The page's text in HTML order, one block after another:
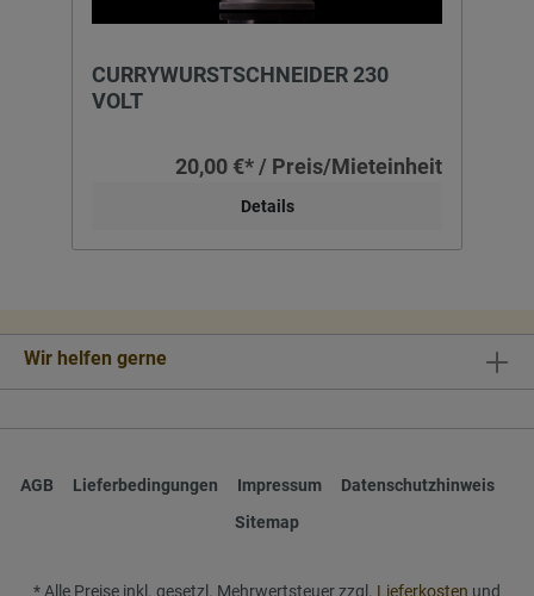
CURRYWURSTSCHNEIDER 230
VOLT
20,00 €* / Preis/Mieteinheit
Details
Wir helfen gerne
AGB Lieferbedingungen Impressum
Datenschutzhinweis
Sitemap
* Alle Preise inkl. gesetzl. Mehrwertsteuer zzgl. Lieferkosten und